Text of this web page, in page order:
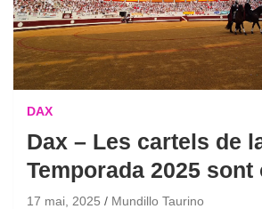
DAX
Dax – Les cartels de
Temporada 2025
17 mai, 2025 Mundillo Taurino